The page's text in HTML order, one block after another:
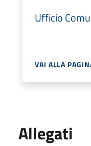
Ufficio
VAI ALLA
Allegati